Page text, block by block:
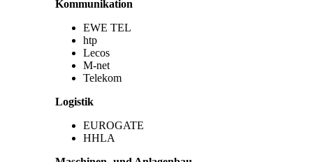
Kommunikation
EWE TEL
htp
Lecos
M-net
Telekom
Logistik
EUROGATE
HHLA